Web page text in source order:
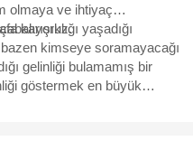
olmaya ve ihtiyaç
karışıklığı yaşadığı
kimseye soramayacağı
gelinliği bulamamış bir
göstermek en büyük